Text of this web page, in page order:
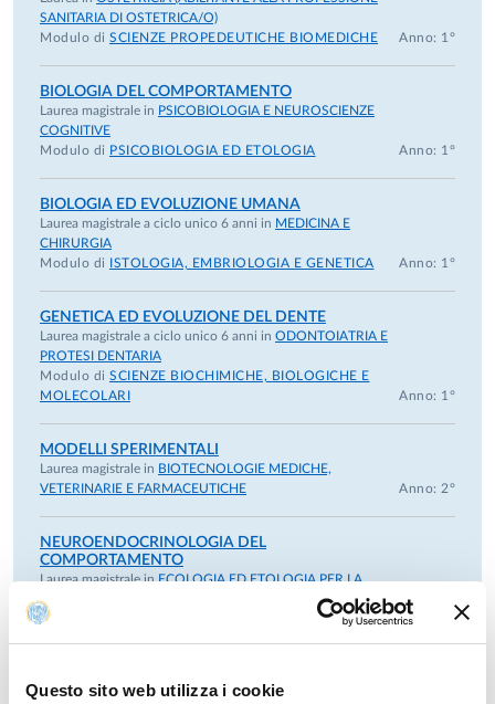
Questo sito web utilizza i cookie
· Professore a contratto di Biologia Generale, CdL in
Marzo 1997- marzo 1998
· Borsa di studio NATO-CNR -Advanced Research presso la
of Biological Sciences, University of Missouri-Columbia (USA)
Ottobre 1993-95:
Ambientali, Università di Venezia, Italia.
1991, 1994, 1998, 1999, 2000, 2002
Visiting scientist at the Division of Biological Sciences,
Missouri.
February-April 1990
Visiting scientist at the Biomedical and Physiological Research
Group, University of Swansea, U.K.
Novembre 1988-1991:
· Dottorato di ricerca in Biologia Animale (Etologia),
Firenze, Università di Parma e Università di Pisa.
La ricerca si focalizza sulle basi biologiche del
meccanismi che ne regolano l'espressione, i fattori che ne
determinano lo sviluppo e le relazioni tra condizioni
strategie di competizione e/o cooperazione tra gli individui.
comune della ricerca è l’analisi del comportamento come
interconnessioni esistenti tra i diversi sistemi interni ad un
SANITARIA DI OSTETRICA/O)
Modulo di SCIENZE PROPEDEUTICHE BIOMEDICHE Anno: 1°
BIOLOGIA DEL COMPORTAMENTO
Laurea magistrale in PSICOBIOLOGIA E NEUROSCIENZE
COGNITIVE
Modulo di PSICOBIOLOGIA ED ETOLOGIA Anno: 1°
BIOLOGIA ED EVOLUZIONE UMANA
Laurea magistrale a ciclo unico 6 anni in MEDICINA E
CHIRURGIA
Modulo di ISTOLOGIA, EMBRIOLOGIA E GENETICA Anno: 1°
GENETICA ED EVOLUZIONE DEL DENTE
Laurea magistrale a ciclo unico 6 anni in ODONTOIATRIA E
PROTESI DENTARIA
Modulo di SCIENZE BIOCHIMICHE, BIOLOGICHE E
MOLECOLARI
Anno: 1°
MODELLI SPERIMENTALI
Laurea magistrale in BIOTECNOLOGIE MEDICHE,
VETERINARIE E FARMACEUTICHE
Anno: 2°
NEUROENDOCRINOLOGIA DEL
COMPORTAMENTO
Laurea magistrale inECOLOGIA ED ETOLOGIA PER LA
CONSERVAZIONE DELLA NATURA
- Curriculum:
ETOLOGICO